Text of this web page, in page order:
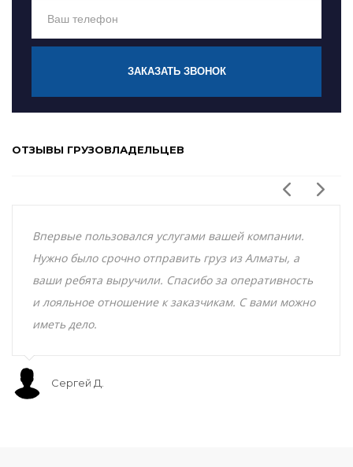
ЗАКАЗАТЬ ЗВОНОК
ОТЗЫВЫ ГРУЗОВЛАДЕЛЬЦЕВ
Впервые пользовался услугами вашей компании.
Нужно было срочно отправить груз из Алматы, а
ваши ребята выручили. Спасибо за оперативность
и лояльное отношение к заказчикам. С вами можно
иметь дело.
Сергей Д.